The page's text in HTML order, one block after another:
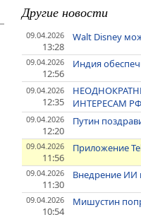
Другие новости
09.04.2026
13:28
Walt Disney
09.04.2026
12:56
Индия
09.04.2026
12:35
ИНТЕРЕСАМ
09.04.2026
12:20
Путин
09.04.2026
11:56
Приложение
09.04.2026
11:30
Внедрение ИИ
09.04.2026
10:54
Мишустин